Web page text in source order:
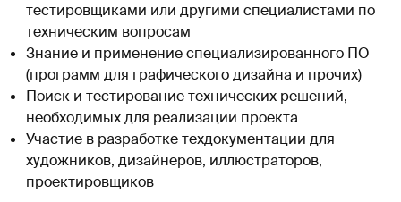
тестировщиками или другими специалистами по
техническим вопросам
Знание и применение специализированного ПО
(программ для графического дизайна и прочих)
Поиск и тестирование технических решений,
необходимых для реализации проекта
Участие в разработке техдокументации для
художников, дизайнеров, иллюстраторов,
проектировщиков